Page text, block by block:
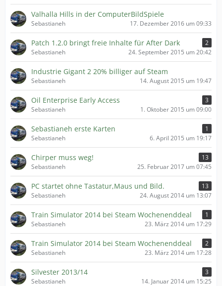
Valhalla Hills in der ComputerBildSpiele
Sebastianeh 17. Dezember 2016 um 09:33
Patch 1.2.0 bringt freie Inhalte für After Dark
2
Sebastianeh
24. September 2015 um 20:42
Industrie Gigant 2 20% billiger auf Steam
Sebastianeh 14. August 2015 um 19:47
Oil Enterprise Early Access
3
Sebastianeh
1. Oktober 2015 um 09:00
Sebastianeh erste Karten
1
Sebastianeh
6. April 2015 um 19:17
Chirper muss weg!
13
Sebastianeh
25. Februar 2017 um 07:45
PC startet ohne Tastatur,Maus und Bild.
13
Sebastianeh
24. August 2014 um 13:07
Train Simulator 2014 bei Steam Wochenenddeal
1
Sebastianeh
23. März 2014 um 17:29
Train Simulator 2014 bei Steam Wochenenddeal
2
Sebastianeh
23. März 2014 um 17:28
Silvester 2013/14
3
Sebastianeh
14. Januar 2014 um 15:25